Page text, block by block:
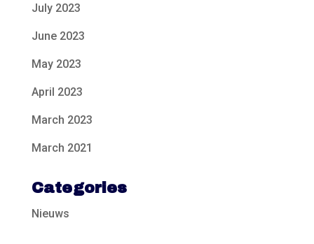
July 2023
June 2023
May 2023
April 2023
March 2023
March 2021
Categories
Nieuws